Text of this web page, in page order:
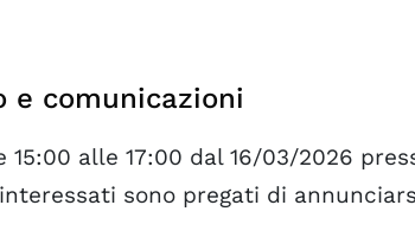
e comunicazioni
15:00 alle 17:00 dal 16/03/2026
sono pregati di